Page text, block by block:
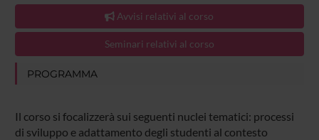
Avvisi relativi al corso
Seminari relativi al corso
PROGRAMMA
Il corso si focalizzerà sui seguenti nuclei tematici: processi
di sviluppo e adattamento degli studenti al contesto